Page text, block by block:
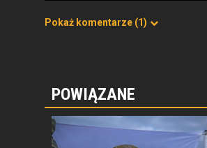
Pokaż komentarze (1)
POWIĄZANE